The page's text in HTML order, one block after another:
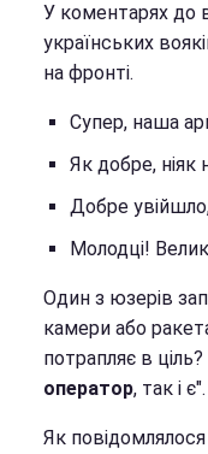
У коментарях до
українських
на фронті.
Супер, наша
Як добре,
Добре
Молодці!
Один з юзерів
камери або
потрапляє в
оператор, так і є".
Як